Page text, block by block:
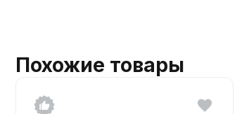
Похожие товары